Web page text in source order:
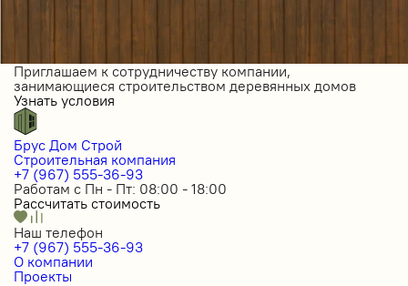
Приглашаем к сотрудничеству компании,
занимающиеся строительством деревянных домов
Узнать условия
Брус Дом Строй
Строительная компания
+7 (967) 555-36-93
Работам с Пн - Пт: 08:00 - 18:00
Рассчитать стоимость
Наш телефон
+7 (967) 555-36-93
О компании
Проекты